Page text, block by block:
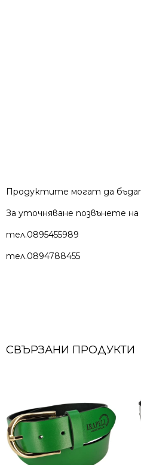
Продуктите могат да бъдат
За уточняване позвънете
тел.0895455989
тел.0894788455
СВЪРЗАНИ ПРОДУКТИ